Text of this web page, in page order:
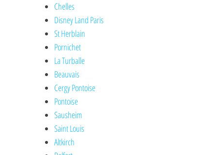
Chelles
Disney Land Paris
St Herblain
Pornichet
La Turballe
Beauvais
Cergy Pontoise
Pontoise
Sausheim
Saint Louis
Altkirch